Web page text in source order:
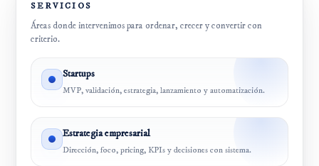
SERVICIOS
Áreas donde intervenimos para ordenar, crecer y convertir con
criterio.
Startups
MVP, validación, estrategia, lanzamiento y automatización.
Estrategia empresarial
Dirección, foco, pricing, KPIs y decisiones con sistema.